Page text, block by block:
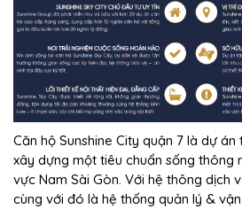
Căn hộ Sunshine City quận 7 là dự
xây dựng một tiêu chuẩn sống thông
vực Nam Sài Gòn. Với hệ thông dịch
cùng với đó là hệ thống quản lý &